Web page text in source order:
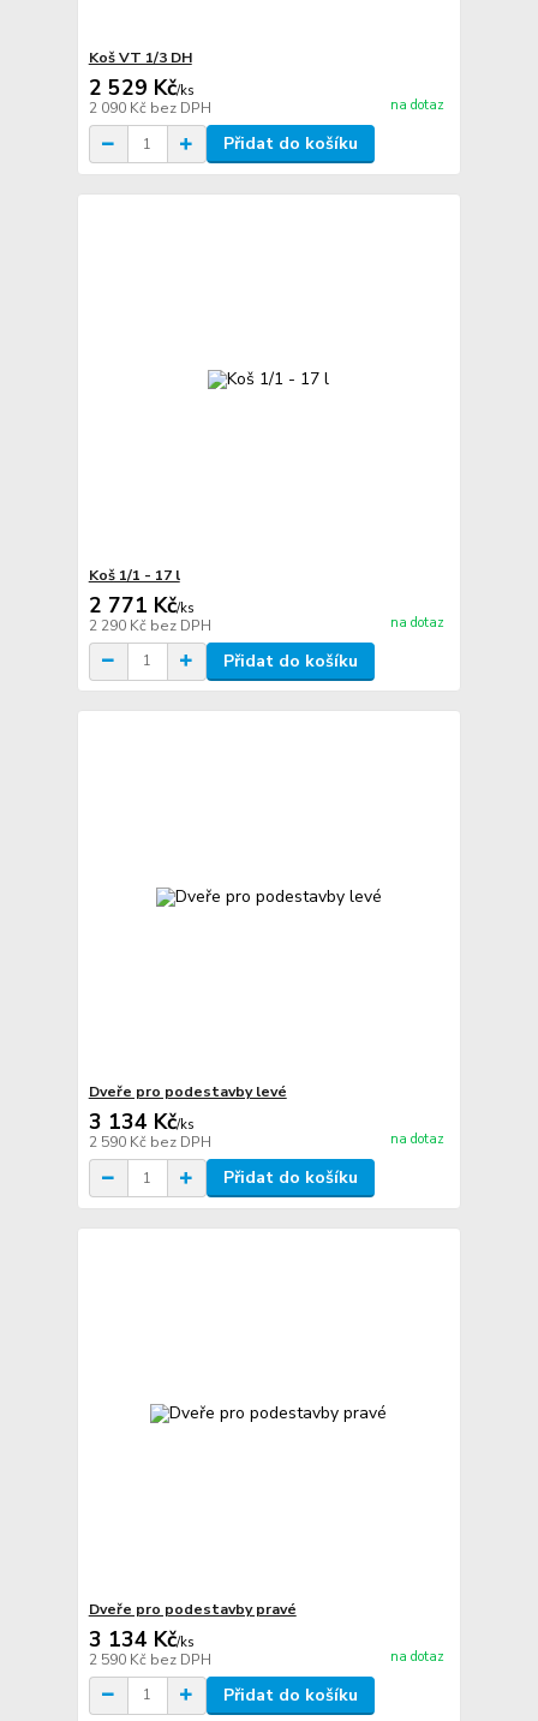
Koš VT 1/3 DH
2 529 Kč/ks
2 090 Kč bez DPH na dotaz
Přidat do košíku
Koš 1/1 - 17 l
2 771 Kč/ks
2 290 Kč bez DPH na dotaz
Přidat do košíku
Dveře pro podestavby levé
3 134 Kč/ks
2 590 Kč bez DPH na dotaz
Přidat do košíku
Dveře pro podestavby pravé
3 134 Kč/ks
2 590 Kč bez DPH na dotaz
Přidat do košíku